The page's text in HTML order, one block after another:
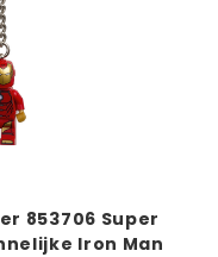
853706 Super
Iron Man